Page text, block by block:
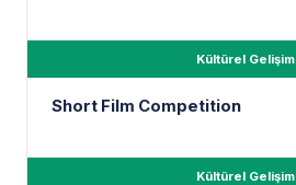
Kültürel Gelişim
Short Film Competition
Kültürel Gelişim